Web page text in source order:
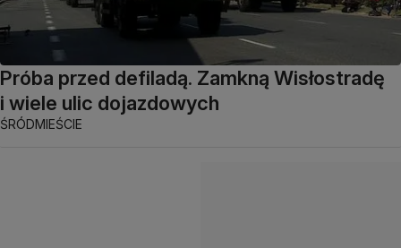
Próba przed defiladą. Zamkną Wisłostradę
i wiele ulic dojazdowych
ŚRÓDMIEŚCIE